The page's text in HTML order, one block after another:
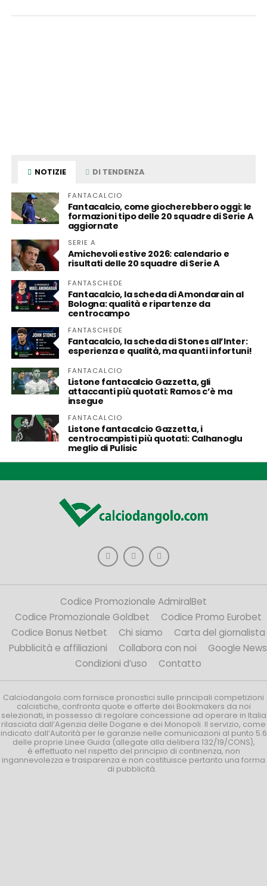
NOTIZIE DI TENDENZA
FANTACALCIO
Fantacalcio, come giocherebbero oggi: le
formazioni tipo delle 20 squadre di Serie A
aggiornate
SERIE A
Amichevoli estive 2026: calendario e
risultati delle 20 squadre di Serie A
FANTASCHEDE
Fantacalcio, la scheda di Amondarain al
Bologna: qualità e ripartenze da
centrocampo
FANTASCHEDE
Fantacalcio, la scheda di Stones all’Inter:
esperienza e qualità, ma quanti infortuni!
FANTACALCIO
Listone fantacalcio Gazzetta, gli
attaccanti più quotati: Ramos c’è ma
insegue
FANTACALCIO
Listone fantacalcio Gazzetta, i
centrocampisti più quotati: Calhanoglu
meglio di Pulisic
Codice Promozionale AdmiralBet
Codice Promozionale Goldbet
Codice Promo Eurobet
Codice Bonus Netbet
Chi siamo
Carta del giornalista
Pubblicità e affiliazioni
Collabora con noi
Google News
Condizioni d’uso
Contatto
Calciodangolo.com fornisce pronostici sulle principali competizioni
calcistiche, confronta quote e offerte dei Bookmakers da noi
selezionati, in possesso di regolare concessione ad operare in Italia
rilasciata dall’Agenzia delle Dogane e dei Monopoli. Il servizio, come
indicato dall’Autorità per le garanzie nelle comunicazioni al punto 5.6
delle proprie Linee Guida (allegate alla delibera 132/19/CONS),
è effettuato nel rispetto del principio di continenza, non
ingannevolezza e trasparenza e non costituisce pertanto una forma
di pubblicità.